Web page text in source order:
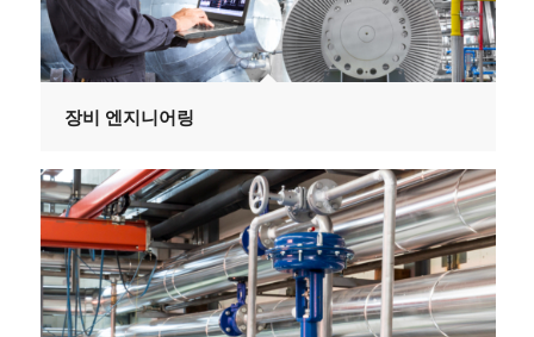
장비 엔지니어링